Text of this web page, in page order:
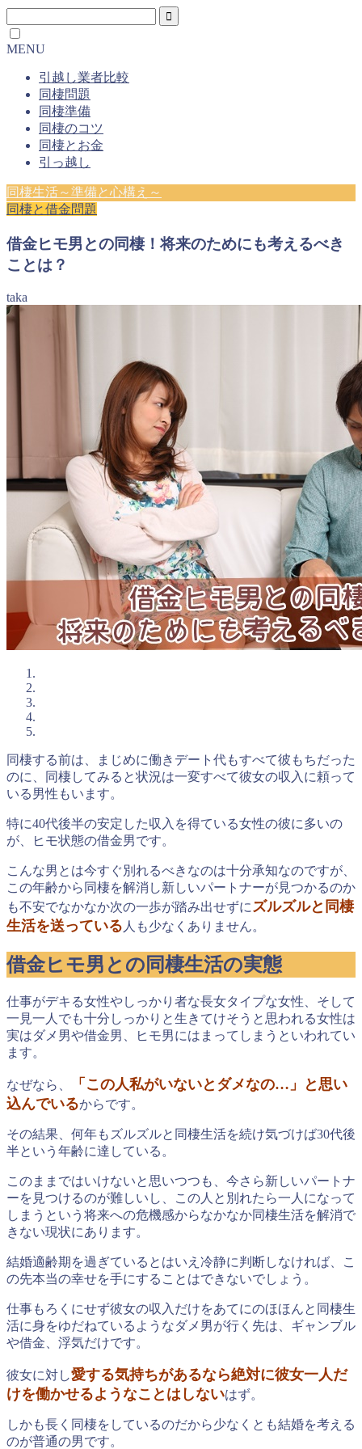
MENU
引越し業者比較
同棲問題
同棲準備
同棲のコツ
同棲とお金
引っ越し
同棲生活～準備と心構え～
同棲と借金問題
借金ヒモ男との同棲！将来のためにも考えるべき
ことは？
taka
同棲する前は、まじめに働きデート代もすべて彼もちだった
のに、同棲してみると状況は一変すべて彼女の収入に頼って
いる男性もいます。
特に40代後半の安定した収入を得ている女性の彼に多いの
が、ヒモ状態の借金男です。
こんな男とは今すぐ別れるべきなのは十分承知なのですが、
この年齢から同棲を解消し新しいパートナーが見つかるのか
も不安でなかなか次の一歩が踏み出せずにズルズルと同棲
生活を送っている人も少なくありません。
借金ヒモ男との同棲生活の実態
仕事がデキる女性やしっかり者な長女タイプな女性、そして
一見一人でも十分しっかりと生きてけそうと思われる女性は
実はダメ男や借金男、ヒモ男にはまってしまうといわれてい
ます。
なぜなら、
「この人私がいないとダメなの…」と思い
込んでいるからです。
その結果、何年もズルズルと同棲生活を続け気づけば30代後
半という年齢に達している。
このままではいけないと思いつつも、今さら新しいパートナ
ーを見つけるのが難しいし、この人と別れたら一人になって
しまうという将来への危機感からなかなか同棲生活を解消で
きない現状にあります。
結婚適齢期を過ぎているとはいえ冷静に判断しなければ、こ
の先本当の幸せを手にすることはできないでしょう。
仕事もろくにせず彼女の収入だけをあてにのほほんと同棲生
活に身をゆだねているようなダメ男が行く先は、ギャンブル
や借金、浮気だけです。
彼女に対し愛する気持ちがあるなら絶対に彼女一人だ
けを働かせるようなことはしないはず。
しかも長く同棲をしているのだから少なくとも結婚を考える
のが普通の男です。